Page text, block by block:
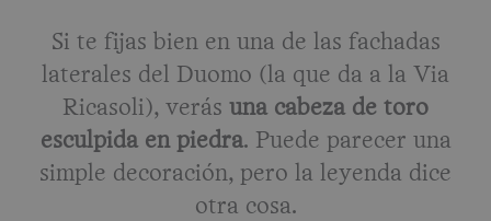
Si te fijas bien en una de las fachadas
laterales del Duomo (la que da a la Via
Ricasoli), verás una cabeza de toro
esculpida en piedra. Puede parecer una
simple decoración, pero la leyenda dice
otra cosa.